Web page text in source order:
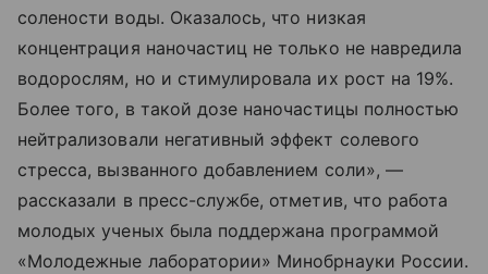
солености воды. Оказалось, что низкая
концентрация наночастиц не только не навредила
водорослям, но и стимулировала их рост на 19%.
Более того, в такой дозе наночастицы полностью
нейтрализовали негативный эффект солевого
стресса, вызванного добавлением соли», —
рассказали в пресс-службе, отметив, что работа
молодых ученых была поддержана программой
«Молодежные лаборатории» Минобрнауки России.